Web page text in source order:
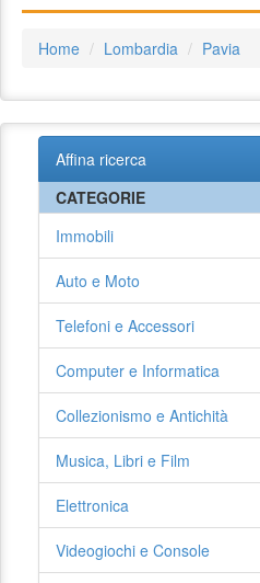
Home Lombardia Pavia
Affina ricerca
CATEGORIE
Immobili
Auto e Moto
Telefoni e Accessori
Computer e Informatica
Collezionismo e Antichità
Musica, Libri e Film
Elettronica
Videogiochi e Console